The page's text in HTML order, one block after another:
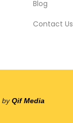
Blog
Contact Us
byQif Media